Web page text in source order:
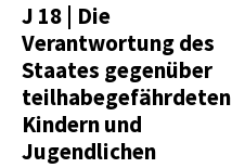
J 18 | Die
Verantwortung des
Staates gegenüber
teilhabegefährdeten
Kindern und
Jugendlichen